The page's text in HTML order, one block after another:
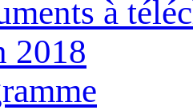
à
2018